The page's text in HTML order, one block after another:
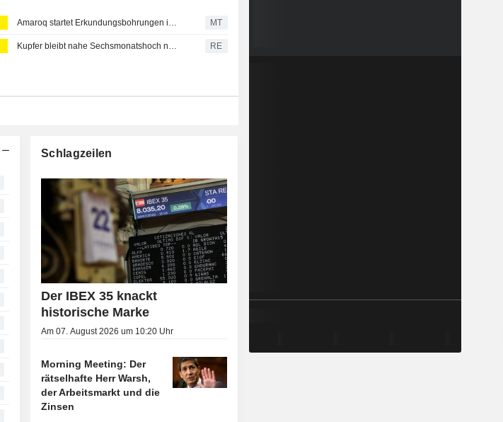
Amaroq startet Erkundungsbohrungen im Minturn-Projekt in Grönland MT
Kupfer bleibt nahe Sechsmonatshoch nach Kongos Exportverbot für Konzentrate RE
Schlagzeilen
Der IBEX 35 knackt
historische Marke
Am 07. August 2026 um 10:20 Uhr
Morning Meeting: Der
rätselhafte Herr Warsh,
der Arbeitsmarkt und die
Zinsen